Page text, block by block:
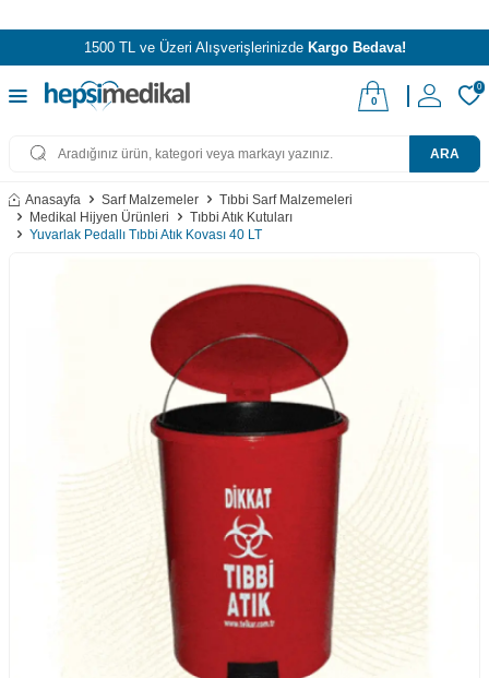
1500 TL ve Üzeri Alışverişlerinizde Kargo Bedava!
ARA
0
0
Anasayfa Sarf Malzemeler
Tıbbi Sarf Malzemeleri
Medikal Hijyen Ürünleri
Tıbbi Atık Kutuları
Yuvarlak Pedallı Tıbbi Atık Kovası 40 LT